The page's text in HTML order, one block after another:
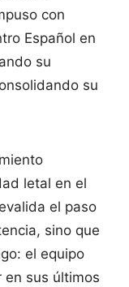
con
Español en
su
su
letal en el
el paso
sino que
el equipo
en sus últimos